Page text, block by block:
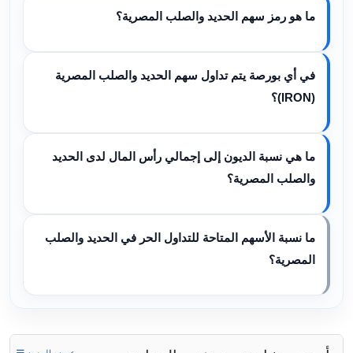
ما هو رمز سهم الحديد والصلب المصرية؟
في أي بورصة يتم تداول سهم الحديد والصلب المصرية
(IRON)؟
ما هي نسبة الديون إلى إجمالي رأس المال لدى الحديد
والصلب المصرية؟
ما نسبة الأسهم المتاحة للتداول الحر في الحديد والصلب
المصرية؟